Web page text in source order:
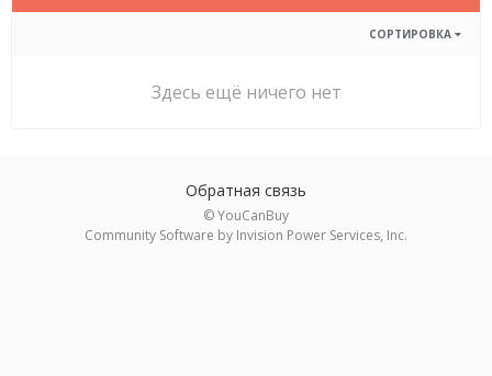
СОРТИРОВКА
Здесь ещё ничего нет
Обратная связь
© YouCanBuy
Community Software by Invision Power Services, Inc.